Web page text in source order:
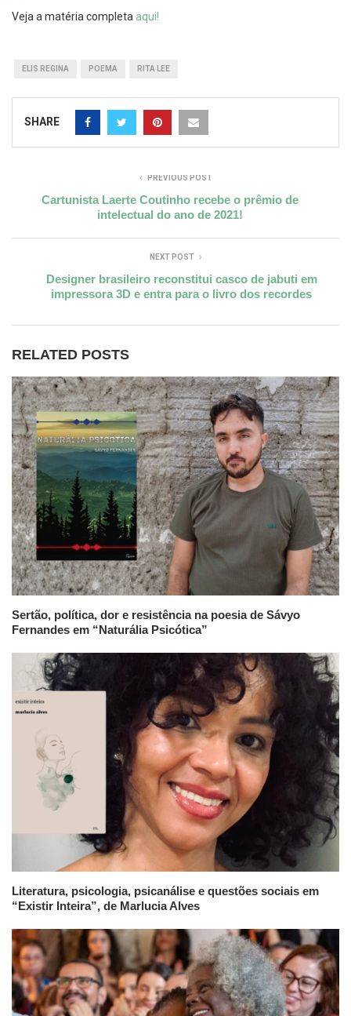
Veja a matéria completa aqui!
ELIS REGINA POEMA RITA LEE
SHARE
PREVIOUS POST
Cartunista Laerte Coutinho recebe o prêmio de
intelectual do ano de 2021!
NEXT POST
Designer brasileiro reconstitui casco de jabuti em
impressora 3D e entra para o livro dos recordes
RELATED POSTS
Sertão, política, dor e resistência na poesia de Sávyo
Fernandes em “Naturália Psicótica”
Literatura, psicologia, psicanálise e questões sociais em
“Existir Inteira”, de Marlucia Alves